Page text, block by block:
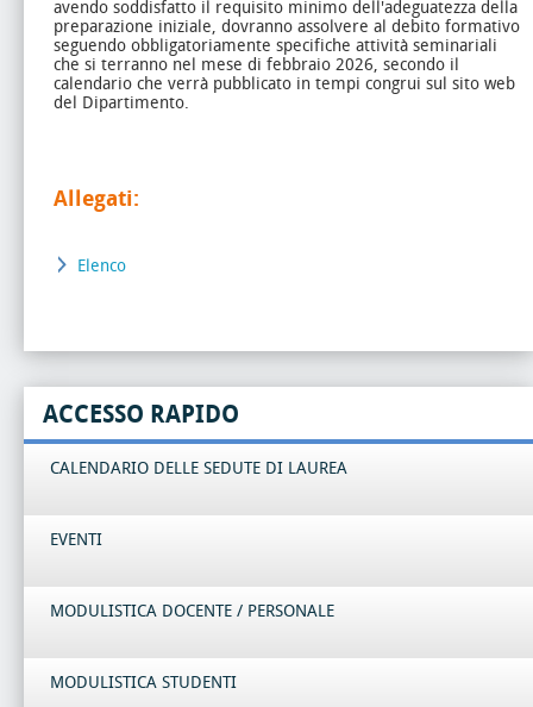
avendo soddisfatto il requisito minimo dell'adeguatezza della
preparazione iniziale, dovranno assolvere al debito formativo
seguendo obbligatoriamente specifiche attività seminariali
che si terranno nel mese di febbraio 2026, secondo il
calendario che verrà pubblicato in tempi congrui sul sito web
del Dipartimento.
Allegati:
Elenco
ACCESSO RAPIDO
CALENDARIO DELLE SEDUTE DI LAUREA
EVENTI
MODULISTICA DOCENTE / PERSONALE
MODULISTICA STUDENTI